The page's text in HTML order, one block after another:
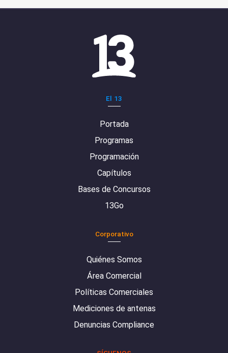
El 13
Portada
Programas
Programación
Capítulos
Bases de Concursos
13Go
Corporativo
Quiénes Somos
Área Comercial
Políticas Comerciales
Mediciones de antenas
Denuncias Compliance